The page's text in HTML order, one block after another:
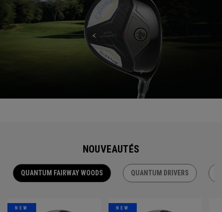
NOUVEAUTÉS
QUANTUM FAIRWAY WOODS QUANTUM DRIVERS
NEW NEW